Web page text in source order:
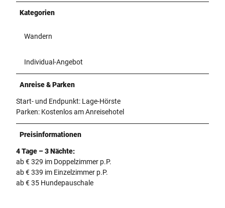
Kategorien
Wandern
Individual-Angebot
Anreise & Parken
Start- und Endpunkt: Lage-Hörste
Parken: Kostenlos am Anreisehotel
Preisinformationen
4 Tage – 3 Nächte:
ab € 329 im Doppelzimmer p.P.
ab € 339 im Einzelzimmer p.P.
ab € 35 Hundepauschale